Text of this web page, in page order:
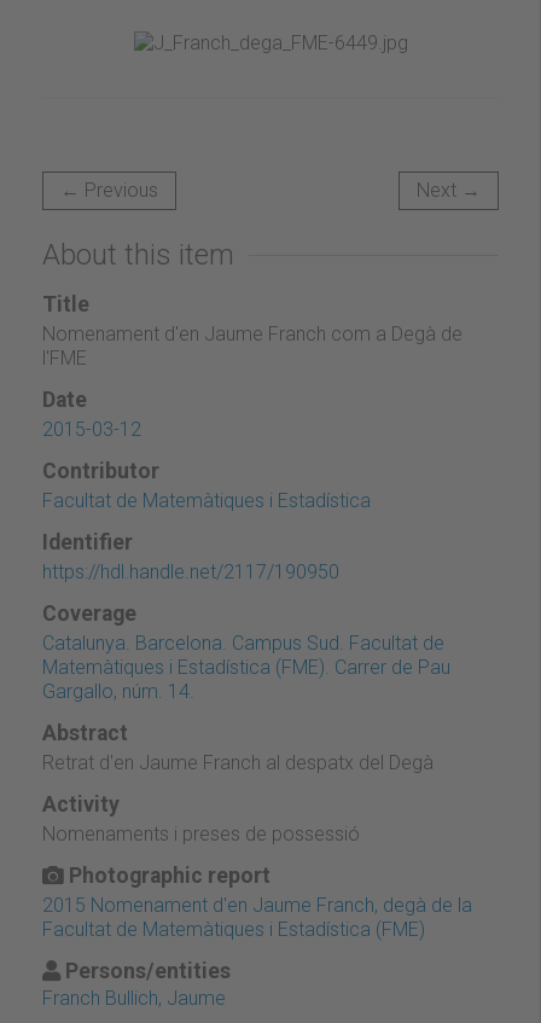
← Previous Next →
About this item
Title
Nomenament d'en Jaume Franch com a Degà de
l'FME
Date
2015-03-12
Contributor
Facultat de Matemàtiques i Estadística
Identifier
https://hdl.handle.net/2117/190950
Coverage
Catalunya. Barcelona. Campus Sud. Facultat de
Matemàtiques i Estadística (FME). Carrer de Pau
Gargallo, núm. 14.
Abstract
Retrat d'en Jaume Franch al despatx del Degà
Activity
Nomenaments i preses de possessió
Photographic report
2015 Nomenament d'en Jaume Franch, degà de la
Facultat de Matemàtiques i Estadística (FME)
Persons/entities
Franch Bullich, Jaume